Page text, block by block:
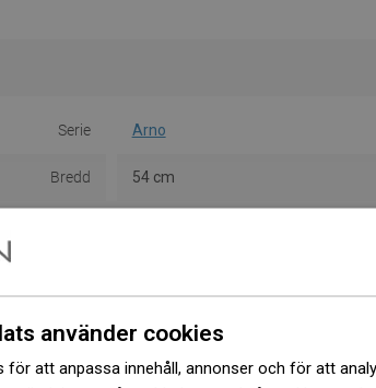
Serie Arno
Bredd 54 cm
Material Metall
använder cookies
för att anpassa innehåll, annonser och för att